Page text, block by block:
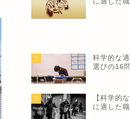
1
科学的な
選びの16
2
【科学的
に適した